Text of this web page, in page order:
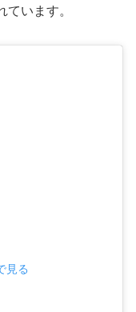
います。
見る